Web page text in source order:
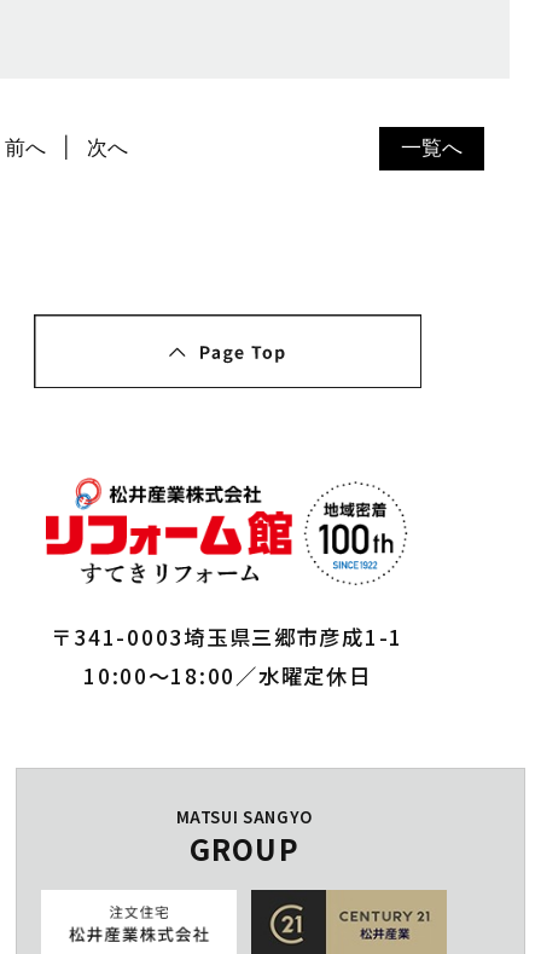
一覧へ
前へ 次へ
〒341-0003埼玉県三郷市彦成1-1
10:00～18:00／水曜定休日
MATSUI SANGYO
GROUP